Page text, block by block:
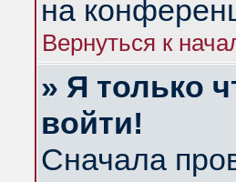
на
Вернуться к
» Я только
войти!
Сначала